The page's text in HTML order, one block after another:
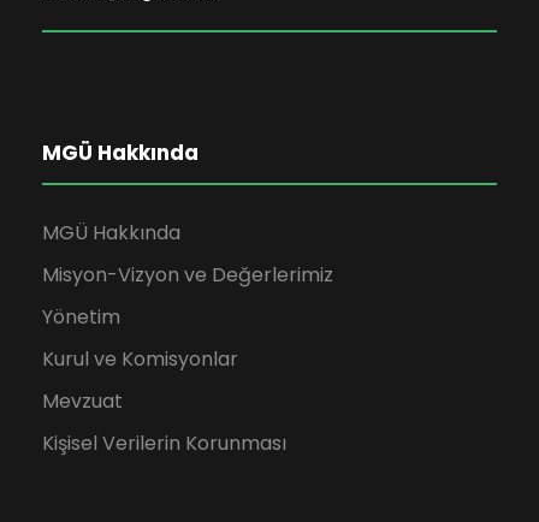
MGÜ Hakkında
MGÜ Hakkında
Misyon-Vizyon ve Değerlerimiz
Yönetim
Kurul ve Komisyonlar
Mevzuat
Kişisel Verilerin Korunması